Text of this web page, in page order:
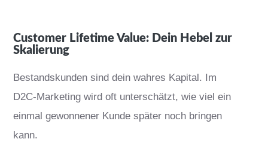
Customer Lifetime Value: Dein Hebel zur
Skalierung
Bestandskunden sind dein wahres Kapital. Im
D2C-Marketing wird oft unterschätzt, wie viel ein
einmal gewonnener Kunde später noch bringen
kann.